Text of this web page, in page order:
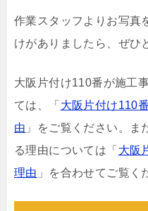
作業スタッフよりお写真
けがありましたら、ぜひ
大阪片付け110番が施工
ては、「 大阪片付け110
由 」をご覧ください。
る理由については「 大阪
理由 」を合わせてご覧く